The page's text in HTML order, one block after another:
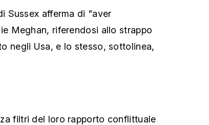
Sussex afferma di "aver
Meghan, riferendosi allo strappo
negli Usa, e lo stesso, sottolinea,
filtri del loro rapporto conflittuale